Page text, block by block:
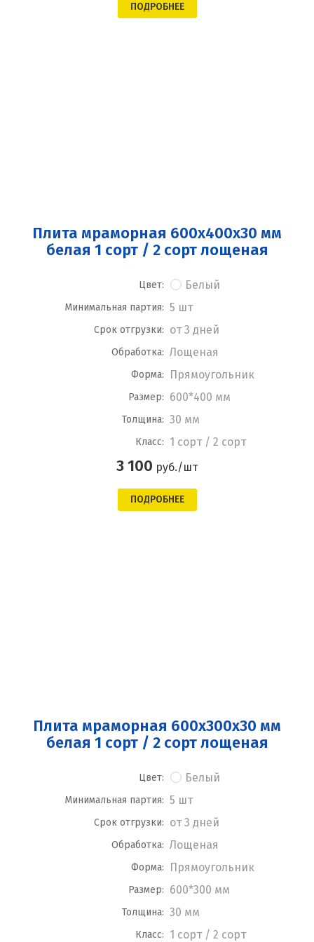
ПОДРОБНЕЕ
Плита мраморная 600x400x30 мм
белая 1 сорт / 2 сорт лощеная
Цвет: Белый
Минимальная партия: 5 шт
Срок отгрузки: от 3 дней
Обработка: Лощеная
Форма: Прямоугольник
Размер: 600*400 мм
Толщина: 30 мм
Класс: 1 сорт / 2 сорт
3 100 руб./шт
ПОДРОБНЕЕ
Плита мраморная 600x300x30 мм
белая 1 сорт / 2 сорт лощеная
Цвет: Белый
Минимальная партия: 5 шт
Срок отгрузки: от 3 дней
Обработка: Лощеная
Форма: Прямоугольник
Размер: 600*300 мм
Толщина: 30 мм
Класс: 1 сорт / 2 сорт